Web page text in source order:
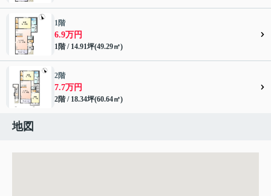
1階
6.9万円
1階 / 14.91坪(49.29㎡)
2階
7.7万円
2階 / 18.34坪(60.64㎡)
地図